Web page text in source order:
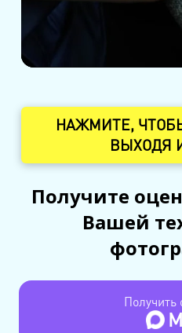
НАЖМИТЕ,
ВЫХОДЯ
Получите
Вашей
Получить